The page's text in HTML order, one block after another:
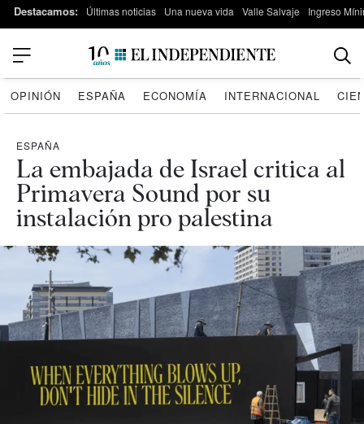
Destacamos: Últimas noticias Una nueva vida Valle Salvaje Ingreso
OPINIÓN ESPAÑA ECONOMÍA INTERNACIONAL
ESPAÑA
La embajada de Israel critica al
Primavera Sound por su
instalación pro palestina